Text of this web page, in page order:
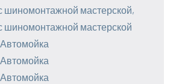
шиномонтажной мастерской,
шиномонтажной мастерской